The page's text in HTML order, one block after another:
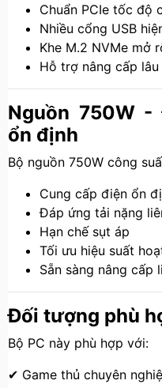
Chuẩn PCIe tốc độ
Nhiều cổng USB
Khe M.2 NVMe mở
Hỗ trợ nâng cấp lâu
Nguồn 750W -
ổn định
Bộ nguồn 750W công
Cung cấp điện ổn
Đáp ứng tải nặng
Hạn chế sụt áp
Tối ưu hiệu suất
Sẵn sàng nâng cấp
Đối tượng phù
Bộ PC này phù hợp với:
✔ Game thủ chuyên